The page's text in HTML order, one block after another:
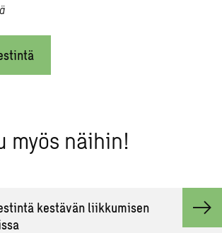
myös näi­hin!
kes­tä­vän liik­ku­mi­sen